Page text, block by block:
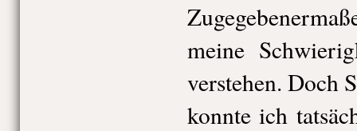
meine
verstehen. Doch
konnte ich